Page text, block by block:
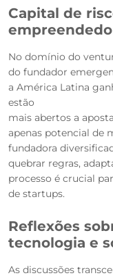
Capital de
No domínio do
do fundador
a América Latina
estão
mais abertos a
apenas potencial de
fundadora
quebrar regras,
processo é crucial
de startups.
Reflexões
tecnologia e
As discussões